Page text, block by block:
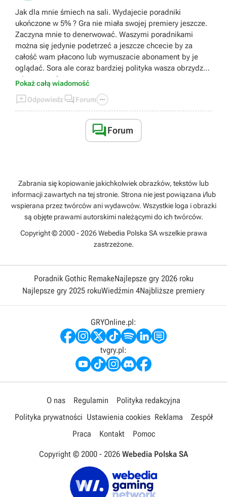
Jak dla mnie śmiech na sali. Wydajecie poradniki
ukończone w 5% ? Gra nie miała swojej premiery jeszcze.
Zaczyna mnie to denerwować. Waszymi poradnikami
można się jedynie podetrzeć a jeszcze chcecie by za
całość wam płacono lub wymuszacie abonament by je
oglądać. Sora ale coraz bardziej polityka wasza obrzydza
mi ten portal.
Pokaż całą wiadomość
Odpowiedz  Forum 
Forum
Zabrania się kopiowanie jakichkolwiek obrazków, tekstów lub
informacji zawartych na tej stronie. Strona nie jest powiązana i/lub
wspierana przez twórców ani wydawców. Wszystkie loga i obrazki
są objęte prawami autorskimi należącymi do ich twórców.
Copyright © 2000 - 2026 Webedia Polska SA wszelkie prawa
zastrzeżone.
Poradnik Gothic RemakeNajlepsze gry 2026 roku
Najlepsze gry 2025 rokuWiedźmin 4Najbliższe premiery
GRYOnline.pl:
tvgry.pl:
O nas Regulamin
Polityka redakcyjna
Polityka prywatności Ustawienia cookies Reklama
Zespół
Praca
Kontakt Pomoc
Copyright © 2000 - 2026 Webedia Polska SA